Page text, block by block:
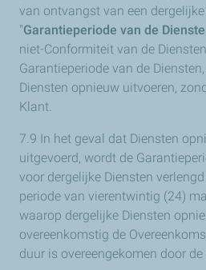
van ontvangst van een
"Garantieperiode van de
niet-Conformiteit van de
Garantieperiode van de
Diensten opnieuw uitvoeren,
Klant.
7.9 In het geval dat Diensten
uitgevoerd, wordt de
voor dergelijke Diensten
periode van vierentwintig (24)
waarop dergelijke Diensten
overeenkomstig de
duur is overeengekomen door